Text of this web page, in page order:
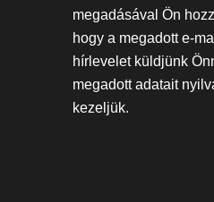
megadásával Ön
hogy a megadott e-
hírlevelet küldjünk
megadott adatait
kezeljük.